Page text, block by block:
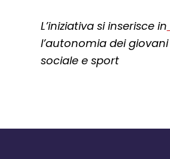
L’iniziativa si inserisce in
l’autonomia dei
sociale e sport